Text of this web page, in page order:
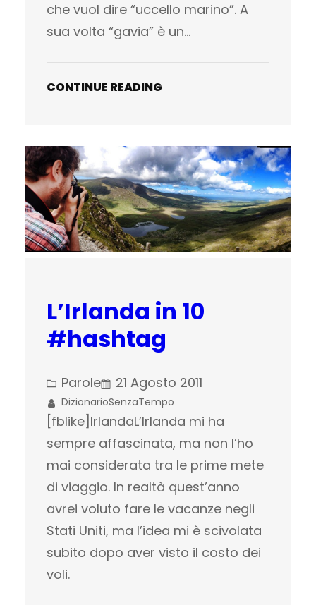
che vuol dire “uccello marino”. A
sua volta “gavia” è un…
CONTINUE READING
L’Irlanda in 10
#hashtag
Parole 21 Agosto 2011
DizionarioSenzaTempo
[fblike]IrlandaL’Irlanda mi ha
sempre affascinata, ma non l’ho
mai considerata tra le prime mete
di viaggio. In realtà quest’anno
avrei voluto fare le vacanze negli
Stati Uniti, ma l’idea mi è scivolata
subito dopo aver visto il costo dei
voli.